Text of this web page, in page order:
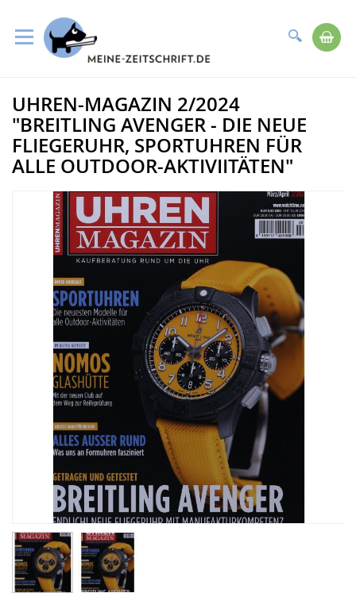
Suche
zum
Inhalt
Zum
Ende
der
Bildergalerie
springen
UHREN-MAGAZIN 2/2024
"BREITLING AVENGER - DIE NEUE
FLIEGERUHR, SPORTUHREN FÜR
ALLE OUTDOOR-AKTIVIITÄTEN"